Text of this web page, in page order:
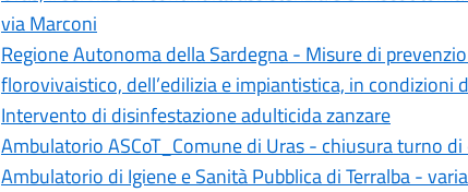
via Marconi
Regione Autonoma della Sardegna - Misure di
florovivaistico, dell’edilizia e impiantistica, in condizioni
Intervento di disinfestazione adulticida zanzare
Ambulatorio ASCoT_Comune di Uras - chiusura turno
Ambulatorio di Igiene e Sanità Pubblica di Terralba -